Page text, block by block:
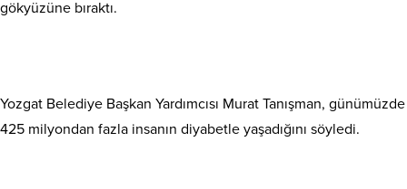
gökyüzüne bıraktı.
Yozgat Belediye Başkan Yardımcısı Murat Tanışman, günümüzde
425 milyondan fazla insanın diyabetle yaşadığını söyledi.